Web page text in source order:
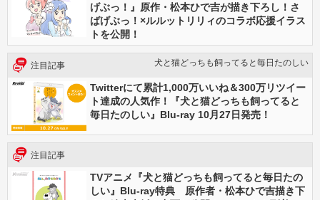
げぶっ！』原作・松本ひで吉が描き下ろし！さ
ばげぶっ！×ルルットリリィのコラボ応援イラス
トを公開！
注目記事 犬と猫どっちも飼ってると毎日たのしい
Twitterにて累計1,000万いいね＆300万リツイー
ト達成の人気作！『犬と猫どっちも飼ってると
毎日たのしい』Blu-ray 10月27日発売！
注目記事
TVアニメ『犬と猫どっちも飼ってると毎日たの
しい』Blu-ray特典 原作者・松本ひで吉描き下